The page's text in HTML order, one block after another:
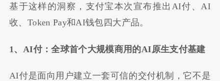
基于这样的洞察，支付宝本次宣布推出AI付、AI
收、Token Pay和AI钱包四大产品。
1、AI付：全球首个大规模商用的AI原生支付基建
AI付是面向用户建立一套可信的交付机制，它不是